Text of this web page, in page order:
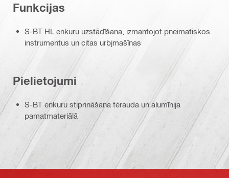
Funkcijas
S-BT HL enkuru uzstādīšana, izmantojot pneimatiskos
instrumentus un citas urbjmašīnas
Pielietojumi
S-BT enkuru stiprināšana tērauda un alumīnija
pamatmateriālā